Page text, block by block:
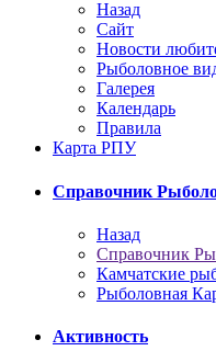
Назад
Сайт
Новости
Рыболовное
Галерея
Календарь
Правила
Карта РПУ
Справочник
Назад
Справочник
Камчатские
Рыболовная
Активность